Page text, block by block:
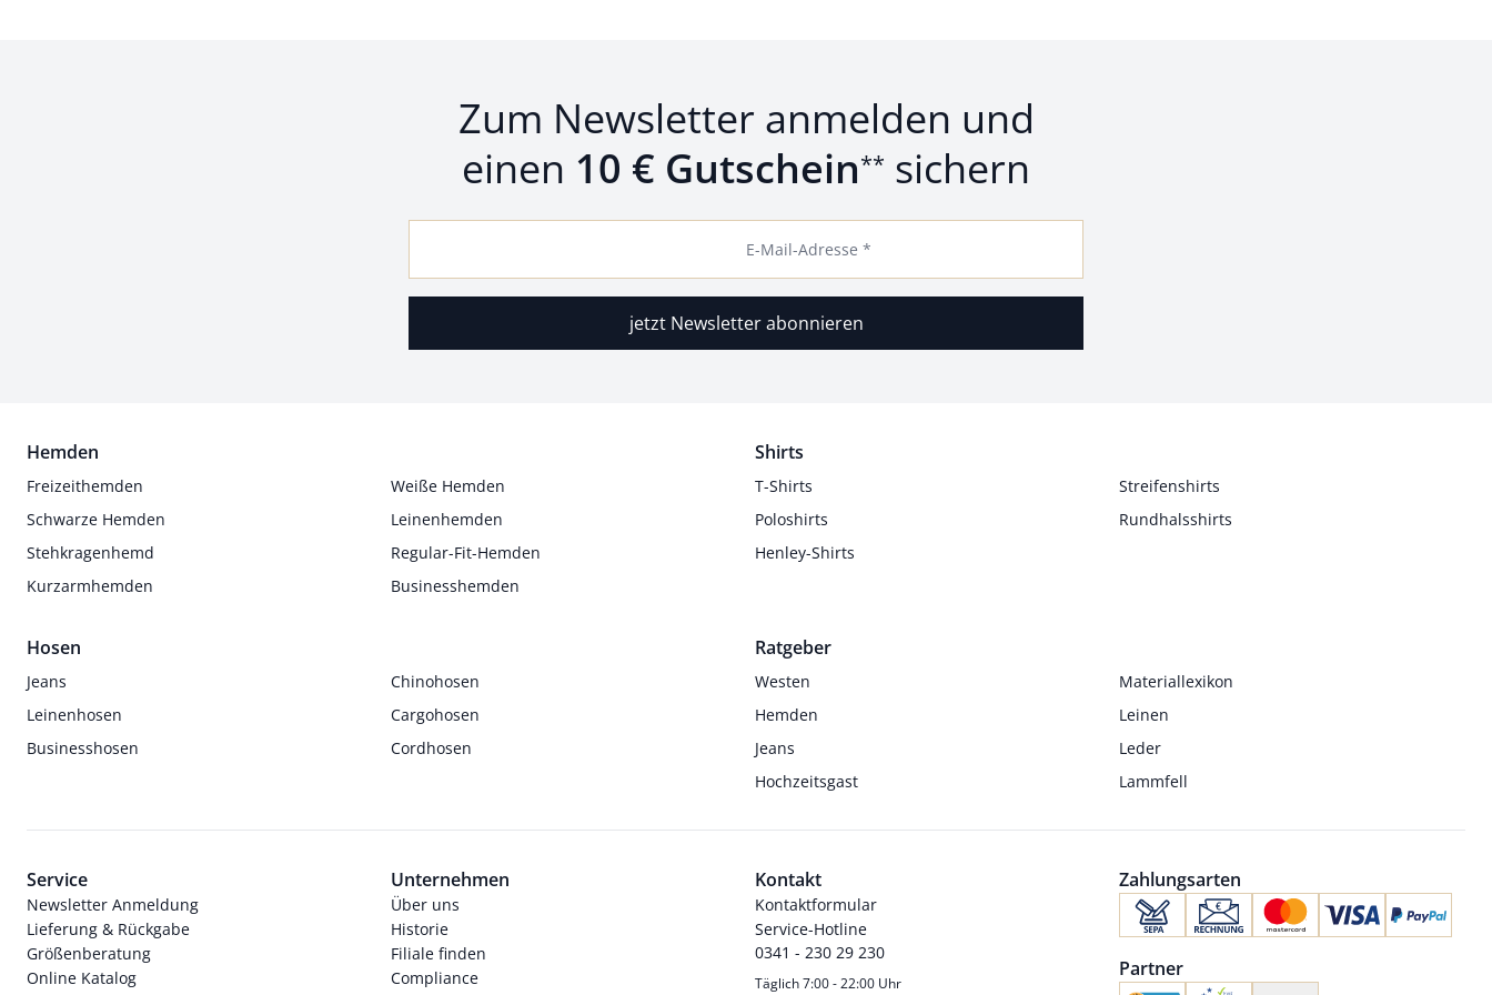
Zum Newsletter anmelden und
einen 10 € Gutschein** sichern
E-Mail-Adresse *
jetzt Newsletter abonnieren
Hemden
Freizeithemden
Weiße Hemden
Schwarze Hemden
Leinenhemden
Stehkragenhemd
Regular-Fit-Hemden
Kurzarmhemden
Businesshemden
Shirts
T-Shirts
Streifenshirts
Poloshirts
Rundhalsshirts
Henley-Shirts
Hosen
Jeans
Chinohosen
Leinenhosen
Cargohosen
Businesshosen
Cordhosen
Ratgeber
Westen
Materiallexikon
Hemden
Leinen
Jeans
Leder
Hochzeitsgast
Lammfell
Service
Newsletter Anmeldung
Lieferung & Rückgabe
Größenberatung
Online Katalog
Unternehmen
Über uns
Historie
Filiale finden
Compliance
Kontakt
Kontaktformular
Service-Hotline
0341 - 230 29 230
Täglich 7:00 - 22:00 Uhr
Zahlungsarten
Partner